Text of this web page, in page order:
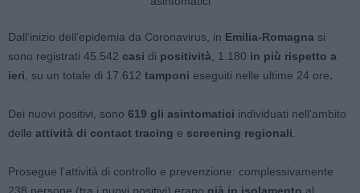
Dall’inizio dell’epidemia da Coronavirus, in Emilia-Romagna si
sono registrati 45.542 casi di positività , 1.180 in più rispetto a
ieri , su un totale di 17.612 tamponi eseguiti nelle ultime 24 ore.
Dei nuovi positivi, sono 619 gli asintomatici individuati nell’ambito
delle attività di contact tracing e screening regionali
Prosegue l’attività di controllo e prevenzione: complessivamente